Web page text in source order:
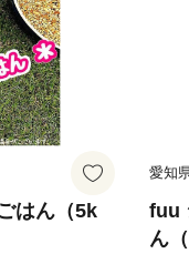
はん（5k
愛知
fuu
ん